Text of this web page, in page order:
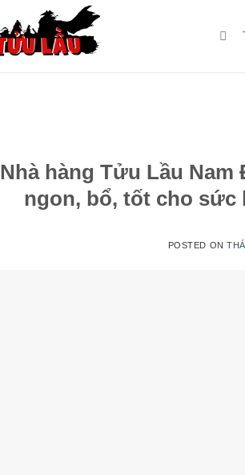
Nhà hàng Tửu Lầu Nam
ngon, bổ, tốt cho sức
POSTED ON